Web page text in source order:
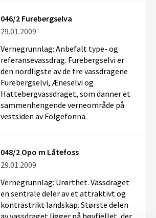
046/2 Furebergselva
29.01.2009
Vernegrunnlag: Anbefalt type- og
referansevassdrag. Furebergselvi er
den nordligste av de tre vassdragene
Furebergselvi, Æneselvi og
Hattebergvassdraget, som danner et
sammenhengende verneområde på
vestsiden av Folgefonna.
048/2 Opo m Låtefoss
29.01.2009
Vernegrunnlag: Urørthet. Vassdraget
en sentrale deler av et attraktivt og
kontrastrikt landskap. Største delen
av vassdraget ligger på høyfjellet, der